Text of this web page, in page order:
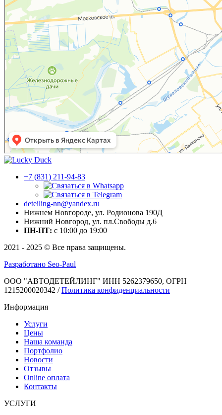
+7 (831) 211-94-83
deteiling-nn@yandex.ru
Нижнем Новгороде, ул. Родионова 190Д
Нижний Новгород, ул. пл.Свободы д.6
ПН-ПТ: c 10:00 до 19:00
2021 - 2025 © Все права защищены.
Разработано Seo-Paul
ООО "АВТОДЕТЕЙЛИНГ" ИНН 5262379650, ОГРН
1215200020342 /Политика конфиденциальности
Информация
Услуги
Цены
Наша команда
Портфолио
Новости
Отзывы
Online оплата
Контакты
УСЛУГИ